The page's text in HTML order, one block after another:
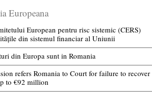
Europeana
European pentru risc sistemic (CERS)
din sistemul financiar al Uniunii
din Europa sunt in Romania
refers Romania to Court for failure to recover
to €92 million